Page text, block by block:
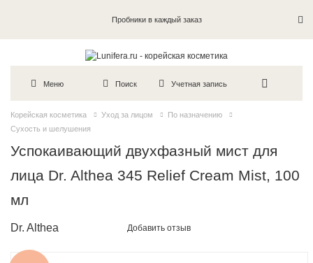
Пробники в каждый заказ
Меню Поиск Учетная запись
Корейская косметика Уход за лицом
По назначению
Сухость и шелушения
Успокаивающий двухфазный мист для
лица Dr. Althea 345 Relief Cream Mist, 100
мл
Dr. Althea Добавить отзыв